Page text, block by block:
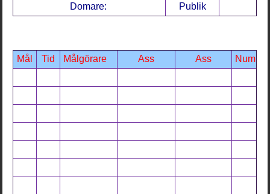
Domare:
Publik
Mål Tid Målgörare Ass Ass Num